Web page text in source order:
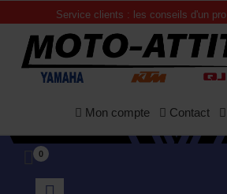
Service clients : les conseils d'un pro
Mon compte Contact
0